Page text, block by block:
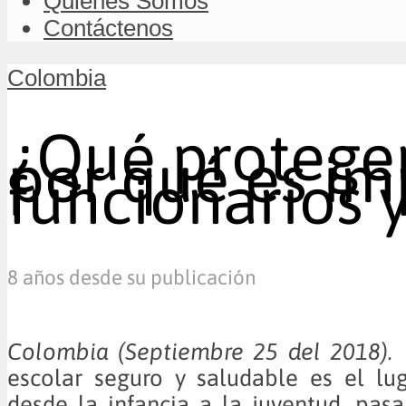
Contáctenos
Colombia
¿Qué
por qué es
funcionarios
8 años desde su publicación
Colombia (Septiembre 25 del
escolar seguro y saludable es el